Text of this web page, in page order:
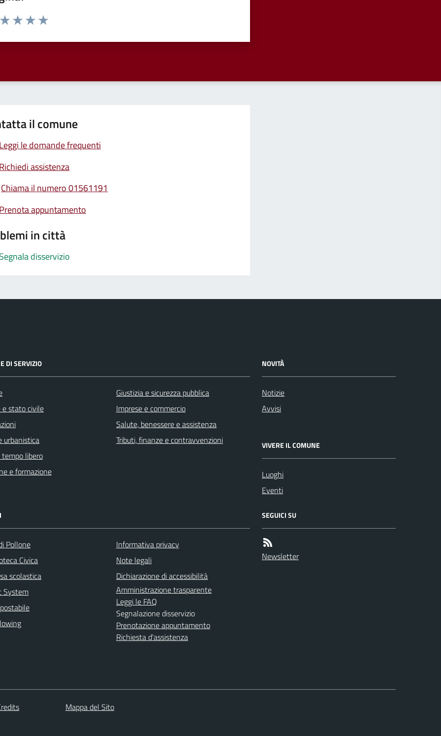
da 1 a 5 stelle la pagina
il comune
Leggi le domande frequenti
Richiedi assistenza
Chiama il numero 01561191
Prenota appuntamento
in città
Segnala disservizio
DI SERVIZIO
e stato civile
urbanistica
libero
e formazione
Giustizia e sicurezza pubblica
Imprese e commercio
Salute, benessere e assistenza
Tributi, finanze e contravvenzioni
NOVITÀ
Notizie
Avvisi
VIVERE IL COMUNE
Luoghi
Eventi
Pollone
Civica
scolastica
System
Informativa privacy
Note legali
Dichiarazione di accessibilità
Amministrazione trasparente
Leggi le FAQ
Segnalazione disservizio
Prenotazione appuntamento
Richiesta d'assistenza
SEGUICI SU
Newsletter
Mappa del Sito